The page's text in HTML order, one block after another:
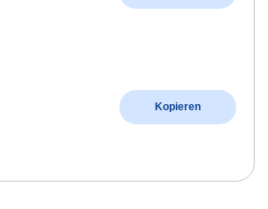
Kopieren